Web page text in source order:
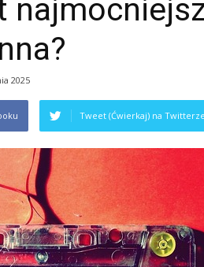
2025
Tweet (Ćwierkaj) na Twitterze